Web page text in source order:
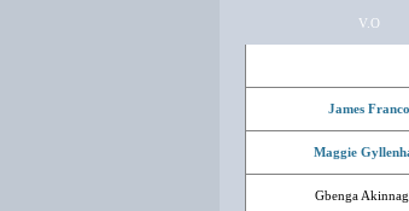
V.O
James Franco
Maggie
Gbenga